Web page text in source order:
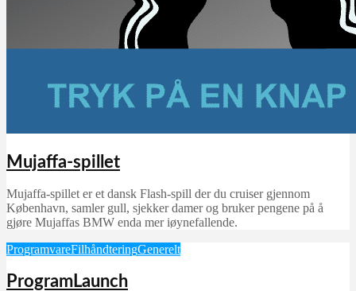
Mujaffa-spillet
Mujaffa-spillet er et dansk Flash-spill der du cruiser gjennom
København, samler gull, sjekker damer og bruker pengene på å
gjøre Mujaffas BMW enda mer iøynefallende.
ProgramvareFilhåndteringGenerelt
ProgramLaunch